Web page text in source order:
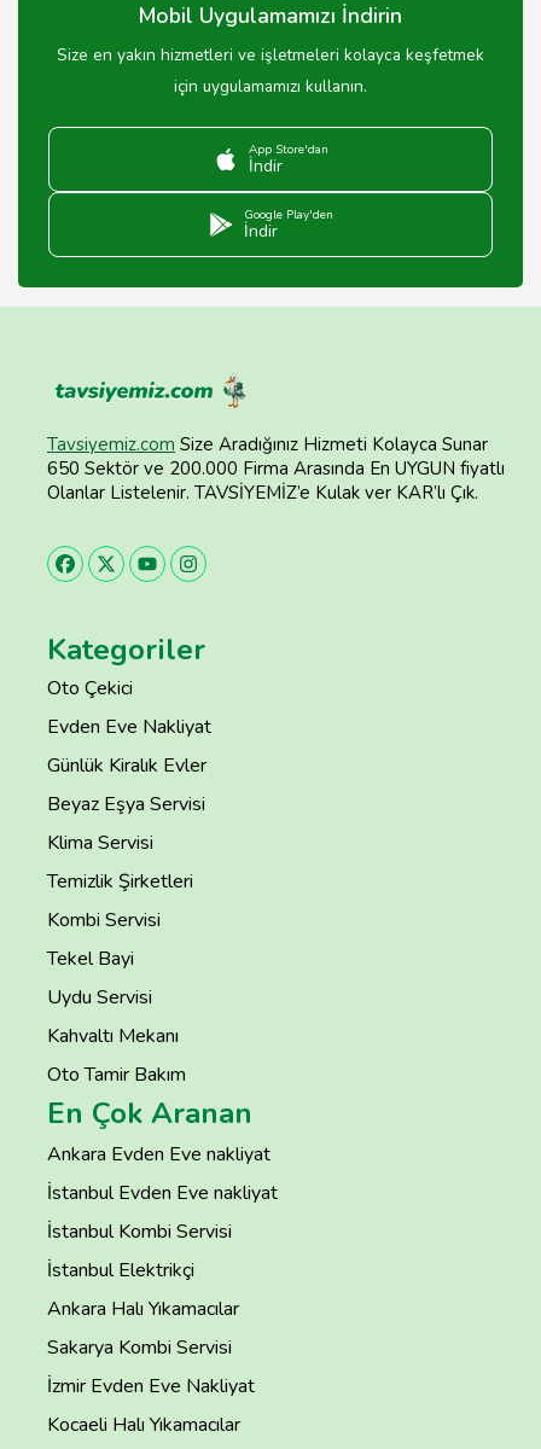
Mobil Uygulamamızı İndirin
Size en yakın hizmetleri ve işletmeleri kolayca keşfetmek
için uygulamamızı kullanın.
App Store'dan
İndir
Google Play'den
İndir
Tavsiyemiz.com Size Aradığınız Hizmeti Kolayca Sunar
650 Sektör ve 200.000 Firma Arasında En UYGUN fiyatlı
Olanlar Listelenir. TAVSİYEMİZ’e Kulak ver KAR’lı Çık.
Kategoriler
Oto Çekici
Evden Eve Nakliyat
Günlük Kiralık Evler
Beyaz Eşya Servisi
Klima Servisi
Temizlik Şirketleri
Kombi Servisi
Tekel Bayi
Uydu Servisi
Kahvaltı Mekanı
Oto Tamir Bakım
En Çok Aranan
Ankara Evden Eve nakliyat
İstanbul Evden Eve nakliyat
İstanbul Kombi Servisi
İstanbul Elektrikçi
Ankara Halı Yıkamacılar
Sakarya Kombi Servisi
İzmir Evden Eve Nakliyat
Kocaeli Halı Yıkamacılar